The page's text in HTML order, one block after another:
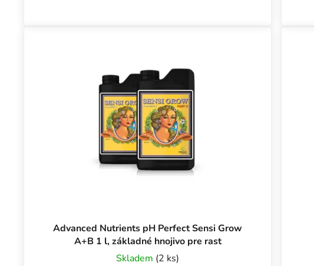
Advanced Nutrients pH Perfect Sensi Grow
A+B 1 l, základné hnojivo pre rast
Skladem (2 ks)